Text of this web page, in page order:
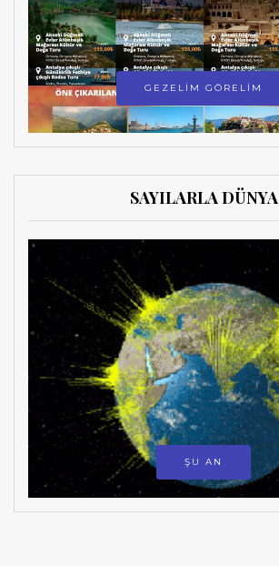
GEZELİM GÖRELİM
SAYILARLA DÜNYA
ŞU AN